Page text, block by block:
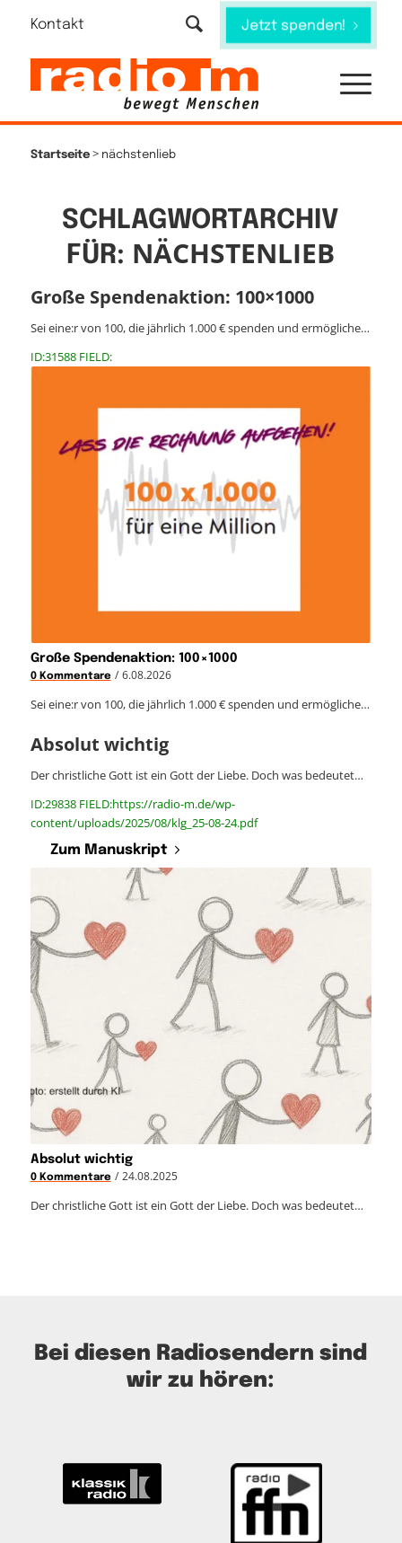
Kontakt Jetzt spenden!
Startseite> nächstenlieb
SCHLAGWORTARCHIV
FÜR: NÄCHSTENLIEB
Große Spendenaktion: 100×1000
Sei eine:r von 100, die jährlich 1.000 € spenden und ermögliche…
ID:31588 FIELD:
Große Spendenaktion: 100×1000
0 Kommentare / 6.08.2026
Sei eine:r von 100, die jährlich 1.000 € spenden und ermögliche…
Absolut wichtig
Der christliche Gott ist ein Gott der Liebe. Doch was bedeutet…
ID:29838 FIELD:https://radio-m.de/wp-
content/uploads/2025/08/klg_25-08-24.pdf
Zum Manuskript
Absolut wichtig
0 Kommentare / 24.08.2025
Der christliche Gott ist ein Gott der Liebe. Doch was bedeutet…
Bei diesen Radiosendern sind
wir zu hören: